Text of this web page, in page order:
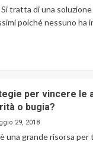
tratta di una
poiché nessuno ha
per vincere le
o bugia?
29, 2018
una grande risorsa